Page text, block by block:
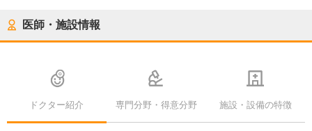
医師・施設情報
ドクター紹介 専門分野・得意分野 施設・設備の特徴